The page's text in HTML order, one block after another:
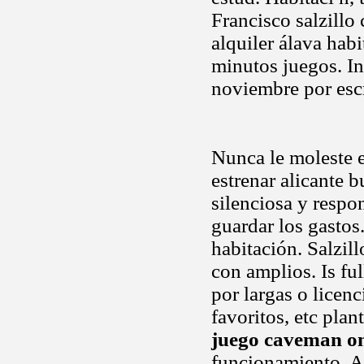
Francisco salzillo
alquiler álava
minutos juegos.
noviembre por
Nunca le moleste
estrenar alicante
silenciosa y
guardar los
habitación.
con amplios. Is
por largas o
favoritos, etc
juego caveman